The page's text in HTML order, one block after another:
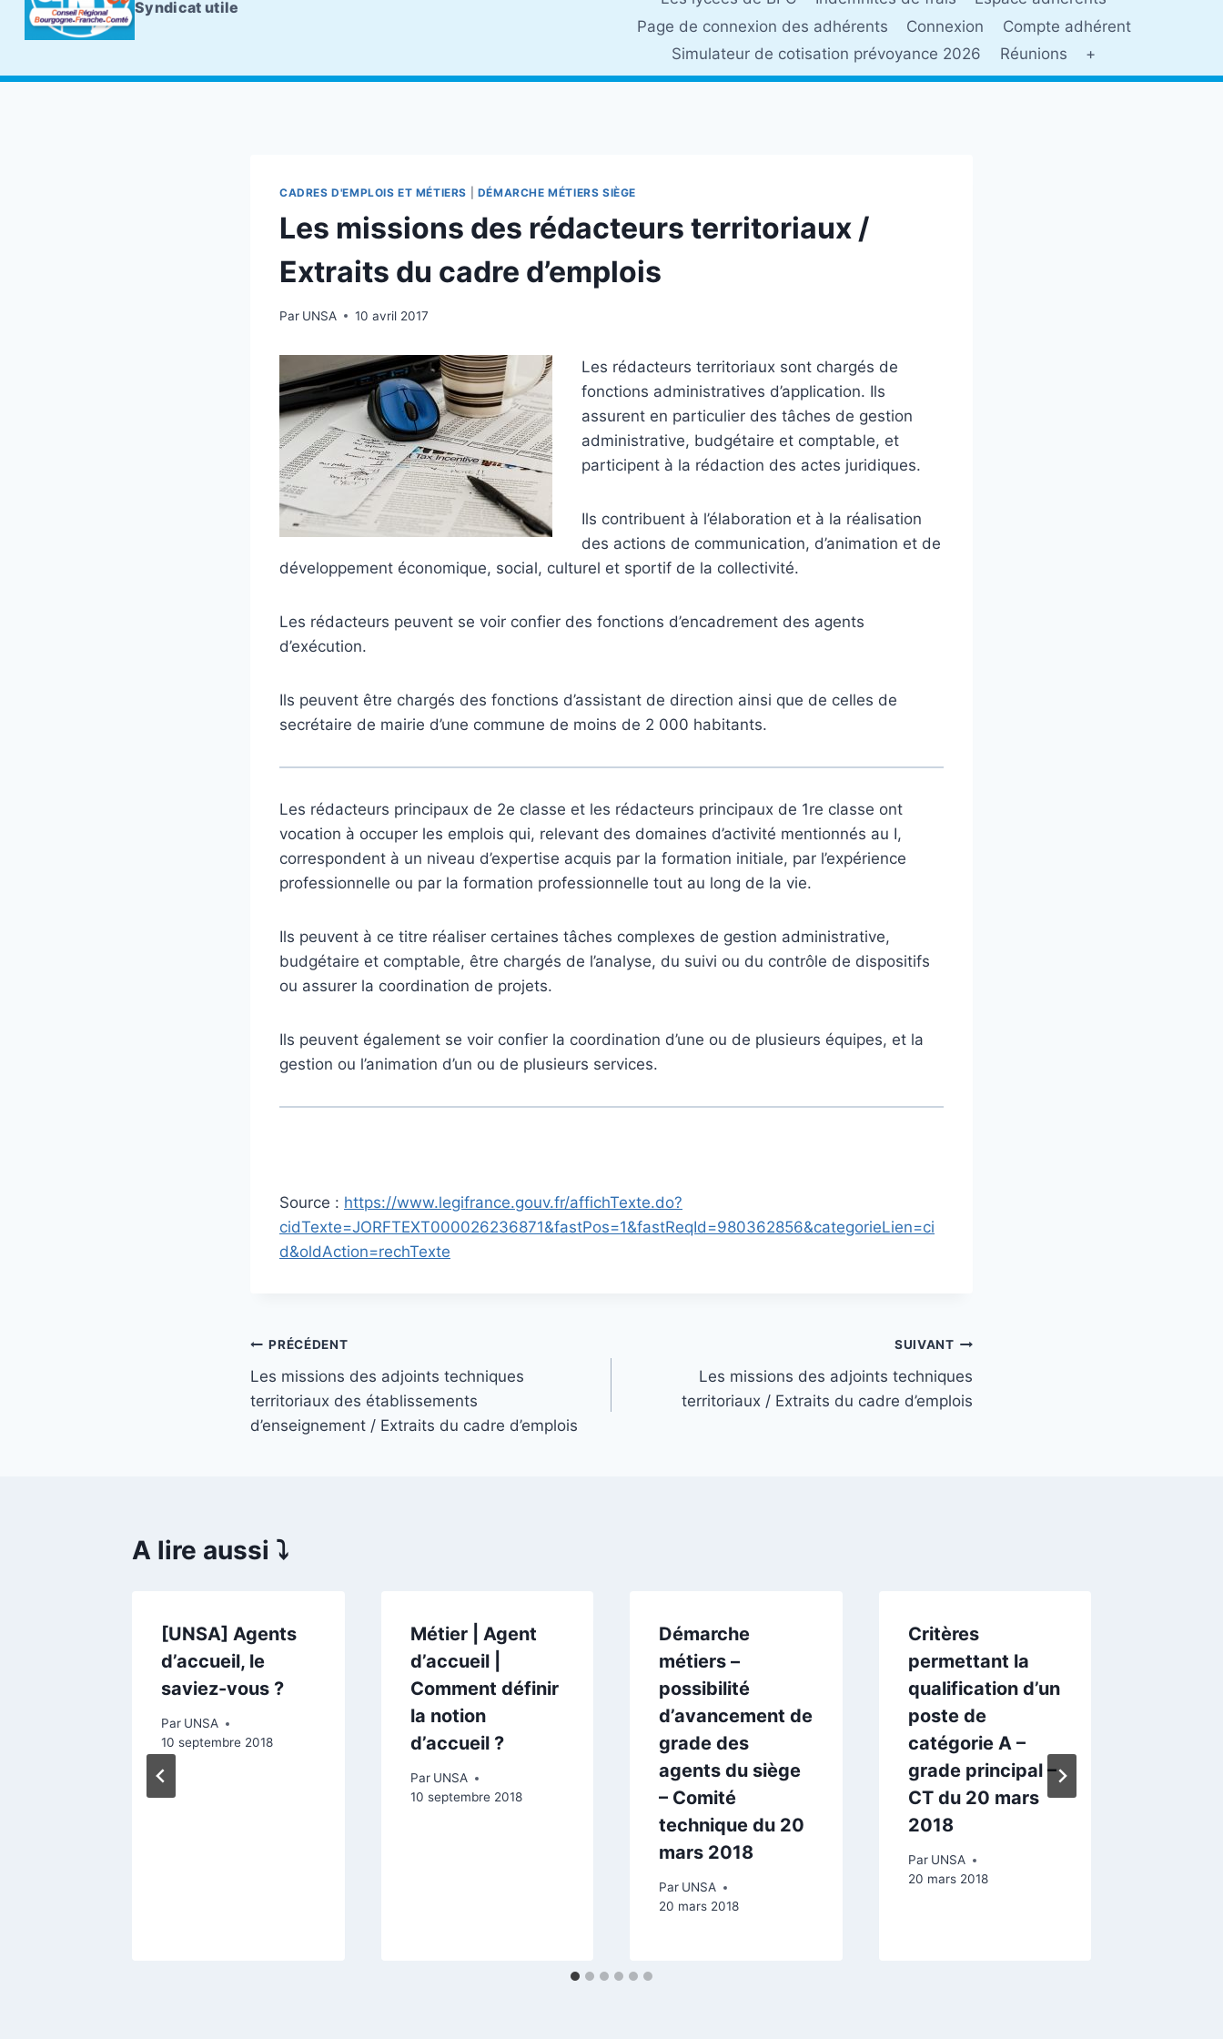
Syndicat utile
Page de connexion des adhérents
Connexion
Compte adhérent
Simulateur de cotisation prévoyance 2026
Réunions +
CADRES D'EMPLOIS ET MÉTIERS DÉMARCHE MÉTIERS SIÈGE
Les missions des rédacteurs territoriaux /
Extraits du cadre d’emplois
Par UNSA 10 avril 2017
Les rédacteurs territoriaux sont chargés de
fonctions administratives d’application. Ils
assurent en particulier des tâches de gestion
administrative, budgétaire et comptable, et
participent à la rédaction des actes juridiques.
Ils contribuent à l’élaboration et à la réalisation
des actions de communication, d’animation et de
développement économique, social, culturel et sportif de la collectivité.
Les rédacteurs peuvent se voir confier des fonctions d’encadrement des agents
d’exécution.
Ils peuvent être chargés des fonctions d’assistant de direction ainsi que de celles de
secrétaire de mairie d’une commune de moins de 2 000 habitants.
Les rédacteurs principaux de 2e classe et les rédacteurs principaux de 1re classe ont
vocation à occuper les emplois qui, relevant des domaines d’activité mentionnés au I,
correspondent à un niveau d’expertise acquis par la formation initiale, par l’expérience
professionnelle ou par la formation professionnelle tout au long de la vie.
Ils peuvent à ce titre réaliser certaines tâches complexes de gestion administrative,
budgétaire et comptable, être chargés de l’analyse, du suivi ou du contrôle de dispositifs
ou assurer la coordination de projets.
Ils peuvent également se voir confier la coordination d’une ou de plusieurs équipes, et la
gestion ou l’animation d’un ou de plusieurs services.
Source : https://www.legifrance.gouv.fr/affichTexte.do?
cidTexte=JORFTEXT000026236871&fastPos=1&fastReqId=980362856&categorieLien=ci
d&oldAction=rechTexte
Navigation
de
l’article
PRÉCÉDENT
Les missions des adjoints techniques
territoriaux des établissements
d’enseignement / Extraits du cadre d’emplois
SUIVANT
Les missions des adjoints techniques
territoriaux / Extraits du cadre d’emplois
A lire aussi ⤵️
[UNSA] Agents
d’accueil, le
saviez-vous ?
Par UNSA
10 septembre 2018
Métier | Agent
d’accueil |
Comment définir
la notion
d’accueil ?
Par UNSA
10 septembre 2018
Démarche
métiers –
possibilité
d’avancement de
grade des
agents du siège
– Comité
technique du 20
mars 2018
Par UNSA
20 mars 2018
Critères
permettant la
qualification d’un
poste de
catégorie A –
grade principal –
CT du 20 mars
2018
Par UNSA
20 mars 2018